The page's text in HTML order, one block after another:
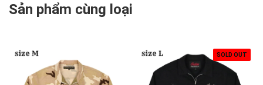
Sản phẩm cùng loại
SOLD OUT